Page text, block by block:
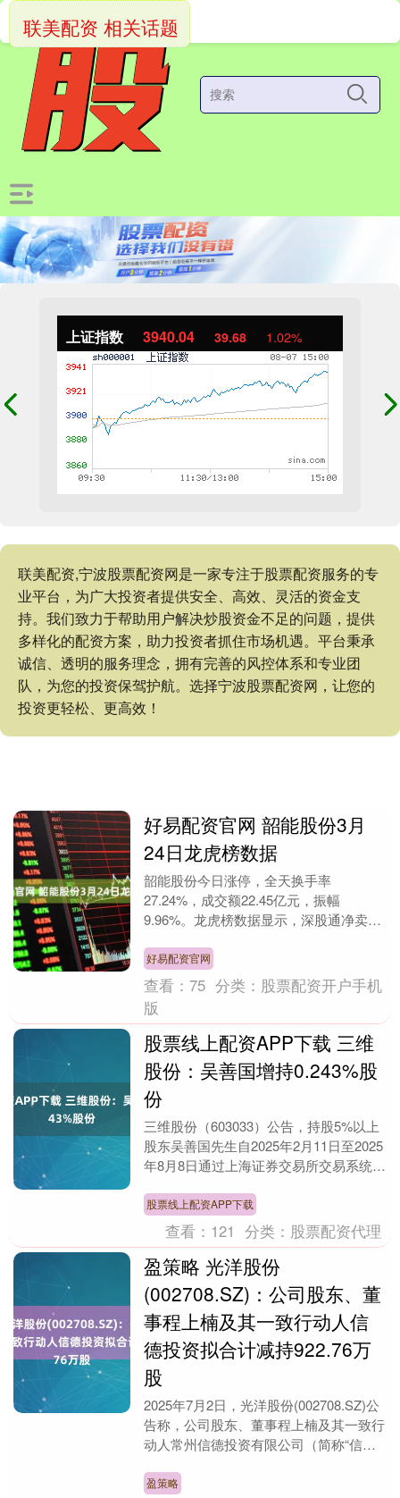
上证指数 3940.04 39.68 1.02%
联美配资,宁波股票配资网是一家专注于股票配资服务的专
业平台，为广大投资者提供安全、高效、灵活的资金支
持。我们致力于帮助用户解决炒股资金不足的问题，提供
多样化的配资方案，助力投资者抓住市场机遇。平台秉承
诚信、透明的服务理念，拥有完善的风控体系和专业团
队，为您的投资保驾护航。选择宁波股票配资网，让您的
投资更轻松、更高效！
联美配资 相关话题
好易配资官网 韶能股份3月
24日龙虎榜数据
韶能股份今日涨停，全天换手率
27.24%，成交额22.45亿元，振幅
9.96%。龙虎榜数据显示，深股通净卖出
1.36亿元....
好易配资官网
查看：75 分类： 股票配资开户手机
版
股票线上配资APP下载 三维
股份：吴善国增持0.243%股
份
三维股份（603033）公告，持股5%以上
股东吴善国先生自2025年2月11日至2025
年8月8日通过上海证券交易所交易系统集
股票线上配资APP下载
查看： 121 分类： 股票配资代理
盈策略 光洋股份
(002708.SZ)：公司股东、董
事程上楠及其一致行动人信
德投资拟合计减持922.76万
股
2025年7月2日，光洋股份(002708.SZ)公
告称，公司股东、董事程上楠及其一致行
动人常州信德投资有限公司（简称“信德
方....
盈策略